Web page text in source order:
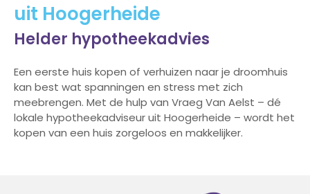
uit Hoogerheide
Helder hypotheekadvies
Een eerste huis kopen of verhuizen naar je droomhuis
kan best wat spanningen en stress met zich
meebrengen. Met de hulp van Vraeg Van Aelst – dé
lokale hypotheekadviseur uit Hoogerheide – wordt het
kopen van een huis zorgeloos en makkelijker.